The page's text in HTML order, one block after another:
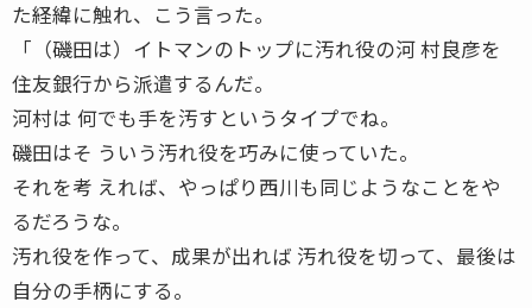
た経緯に触れ、こう言った。
「（磯田は）イトマンのトップに汚れ役の河 村良彦を
住友銀行から派遣するんだ。
河村は 何でも手を汚すというタイプでね。
磯田はそ ういう汚れ役を巧みに使っていた。
それを考 えれば、やっぱり西川も同じようなことをや
るだろうな。
汚れ役を作って、成果が出れば 汚れ役を切って、最後は
自分の手柄にする。